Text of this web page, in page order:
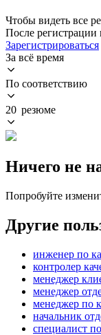
Чтобы видеть все
После
Зарегистрироваться
За всё время
По соответствию
20 резюме
Ничего не
Попробуйте
Другие
инженер по
контролер
менеджер
менеджер
менеджер по
начальник
специалист